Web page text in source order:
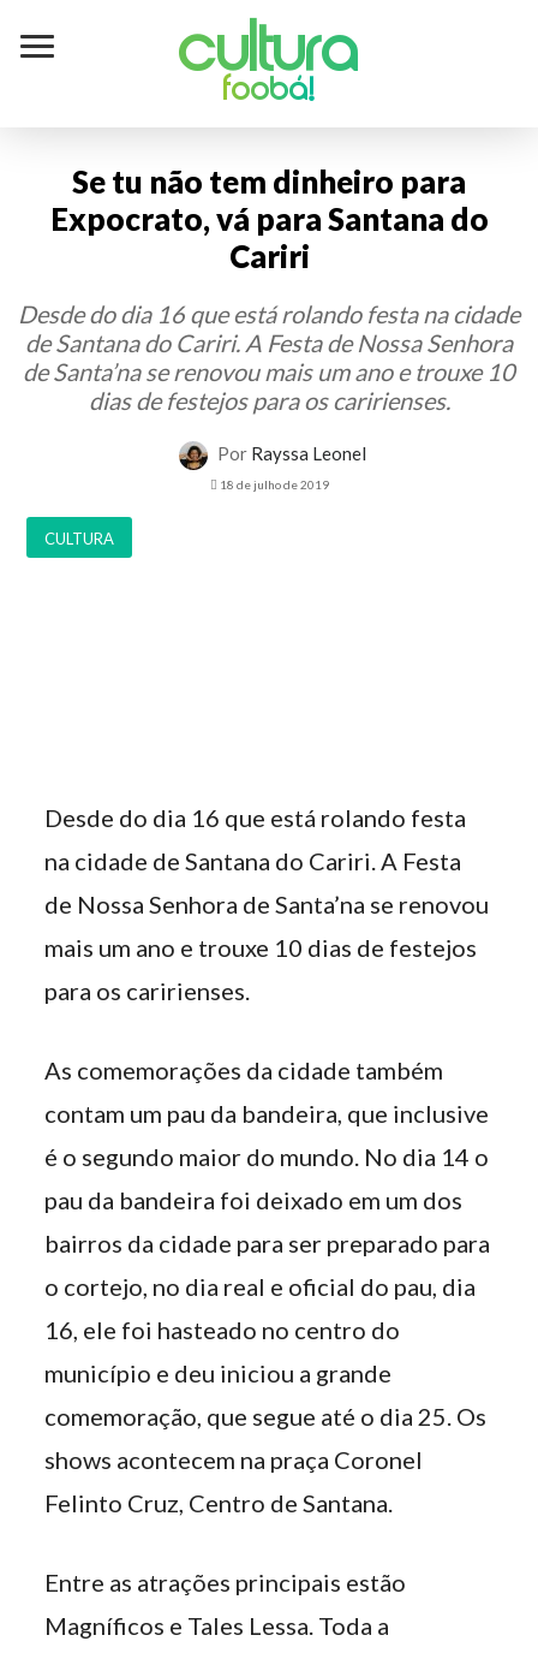
Cultura
foobá!
Se tu não tem dinheiro para
Expocrato, vá para Santana do
Cariri
Desde do dia 16 que está rolando festa na cidade
de Santana do Cariri. A Festa de Nossa Senhora
de Santa’na se renovou mais um ano e trouxe 10
dias de festejos para os caririenses.
Por Rayssa Leonel
18 de julho de 2019
CULTURA
Desde do dia 16 que está rolando festa
na cidade de Santana do Cariri. A Festa
de Nossa Senhora de Santa’na se renovou
mais um ano e trouxe 10 dias de festejos
para os caririenses.
As comemorações da cidade também
contam um pau da bandeira, que inclusive
é o segundo maior do mundo. No dia 14 o
pau da bandeira foi deixado em um dos
bairros da cidade para ser preparado para
o cortejo, no dia real e oficial do pau, dia
16, ele foi hasteado no centro do
município e deu iniciou a grande
comemoração, que segue até o dia 25. Os
shows acontecem na praça Coronel
Felinto Cruz, Centro de Santana.
Entre as atrações principais estão
Magníficos e Tales Lessa. Toda a